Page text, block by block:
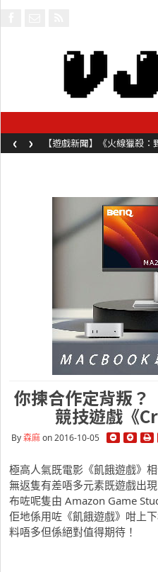
【遊戲新聞】《火線獵殺
容同時系舊作限時超平價折
‹ ›
你揀合作定背叛？
競技遊戲《
By森麻on 2016-10-05
極高人氣既電影《飢餓遊戲》
無返隻有差唔多元素既遊戲出
布咗呢隻由 Amazon Game
佢地係用咗《飢餓遊戲》咁上
料唔多但係絕對值得期待！